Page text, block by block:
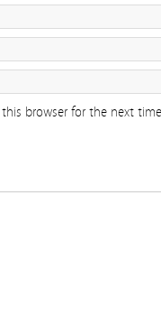
browser for the next